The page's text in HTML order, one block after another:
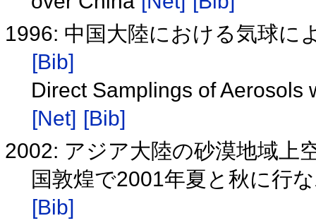
1996: 中国大陸における気球
[Bib]
Direct Samplings of Aerosols
[Net] [Bib]
2002: アジア大陸の砂漠地域上
国敦煌で2001年夏と秋に行
[Bib]